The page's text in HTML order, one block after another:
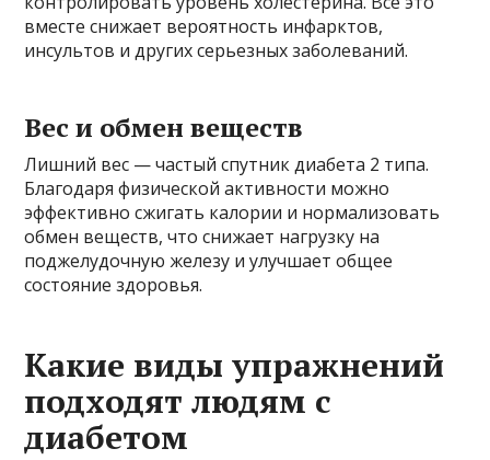
вместе снижает вероятность инфарктов,
инсультов и других серьезных заболеваний.
Вес и обмен веществ
Лишний вес — частый спутник диабета 2 типа.
Благодаря физической активности можно
эффективно сжигать калории и нормализовать
обмен веществ, что снижает нагрузку на
поджелудочную железу и улучшает общее
состояние здоровья.
Какие виды упражнений
подходят людям с
диабетом